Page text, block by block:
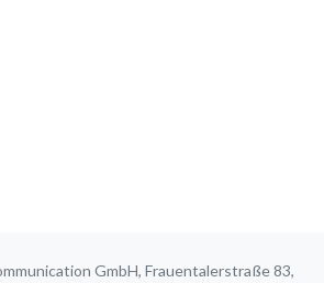
GmbH, Frauentalerstraße 83,